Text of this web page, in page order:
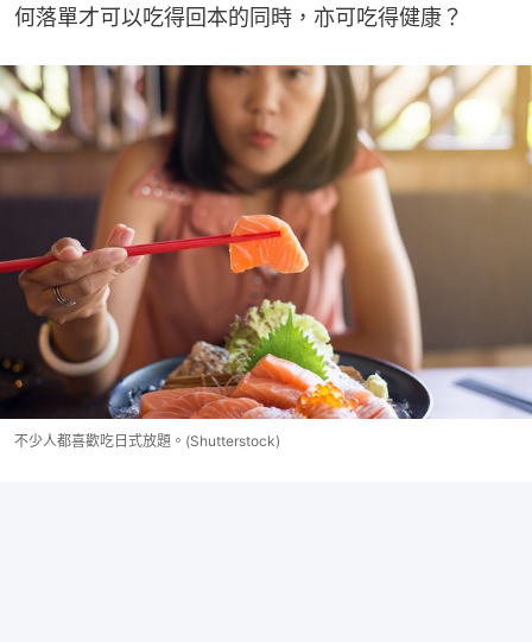
何落單才可以吃得回本的同時，亦可吃得健康？
不少人都喜歡吃日式放題。(Shutterstock)